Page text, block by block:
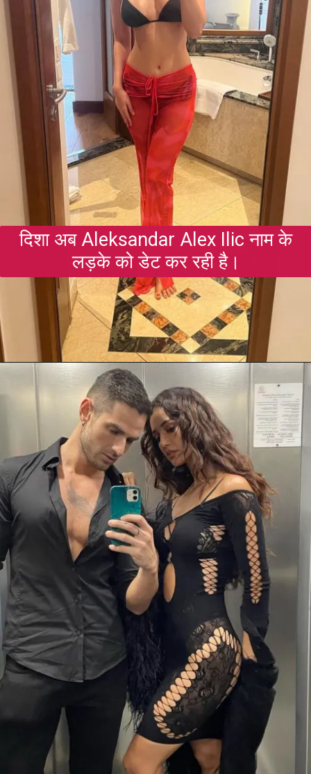
दिशा अब Aleksandar Alex Ilic नाम के
लड़के को डेट कर रही है।
https://gazetapost.com/salman-khan-charge-rs-1000-crore-for-hosting-bigg-boss-16/57822/